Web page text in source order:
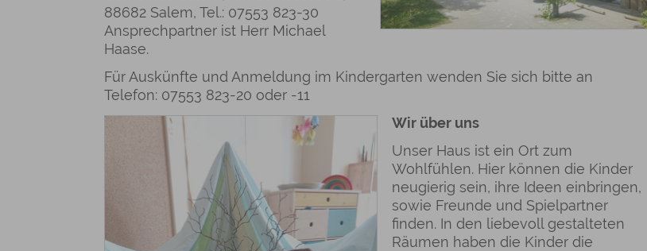
88682 Salem, Tel.: 07553 823-30
Ansprechpartner ist Herr Michael
Haase.
Für Auskünfte und Anmeldung im Kindergarten wenden Sie sich bitte an
Telefon: 07553 823-20 oder -11
Wir über uns
Unser Haus ist ein Ort zum
Wohlfühlen. Hier können die Kinder
neugierig sein, ihre Ideen einbringen,
sowie Freunde und Spielpartner
finden. In den liebevoll gestalteten
Räumen haben die Kinder die